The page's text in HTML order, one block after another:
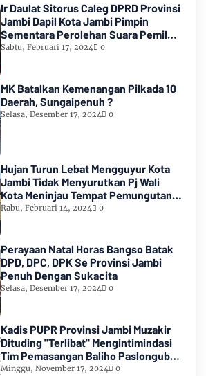
Ir Daulat Sitorus Caleg DPRD Provinsi
Jambi Dapil Kota Jambi Pimpin
Sementara Perolehan Suara Pemilu
2024
Sabtu, Februari 17, 2024 0
MK Batalkan Kemenangan Pilkada 10
Daerah, Sungaipenuh ?
Selasa, Desember 17, 2024 0
Hujan Turun Lebat Mengguyur Kota
Jambi Tidak Menyurutkan Pj Wali
Kota Meninjau Tempat Pemungutan
Suara Pemilu 2024
Rabu, Februari 14, 2024 0
Perayaan Natal Horas Bangso Batak
DPD, DPC, DPK Se Provinsi Jambi
Penuh Dengan Sukacita
Selasa, Desember 17, 2024 0
Kadis PUPR Provinsi Jambi Muzakir
Dituding "Terlibat" Mengintimindasi
Tim Pemasangan Baliho Paslongub
Romi-Sudirman
Minggu, November 17, 2024 0